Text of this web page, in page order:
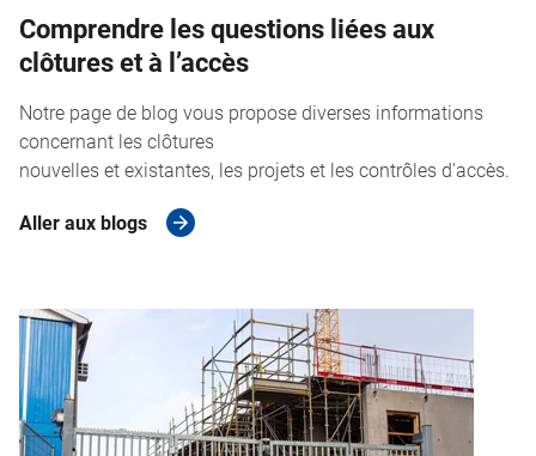
Comprendre les questions liées aux
clôtures et à l’accès
Notre page de blog vous propose diverses informations
concernant les clôtures
nouvelles et existantes, les projets et les contrôles d'accès.
Aller aux blogs